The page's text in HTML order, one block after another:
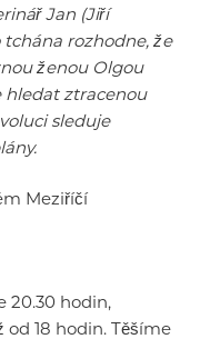
Jan (Jiří
rozhodne, že
ženou Olgou
hledat ztracenou
sleduje
Meziříčí
20.30 hodin,
18 hodin. Těšíme